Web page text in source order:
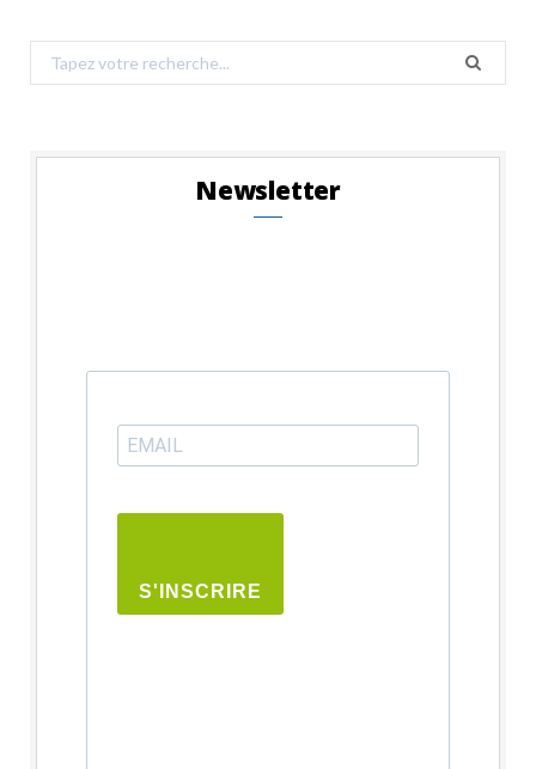
Search
for:
Newsletter
S'INSCRIRE